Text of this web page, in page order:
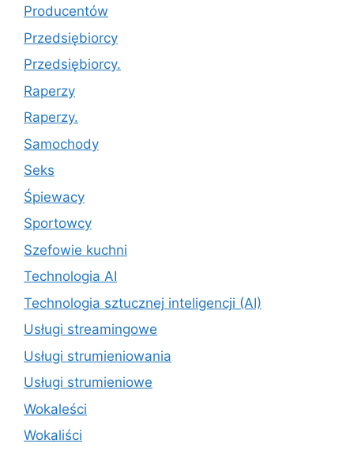
Producentów
Przedsiębiorcy
Przedsiębiorcy.
Raperzy
Raperzy.
Samochody
Seks
Śpiewacy
Sportowcy
Szefowie kuchni
Technologia AI
Technologia sztucznej inteligencji (AI)
Usługi streamingowe
Usługi strumieniowania
Usługi strumieniowe
Wokaleści
Wokaliści